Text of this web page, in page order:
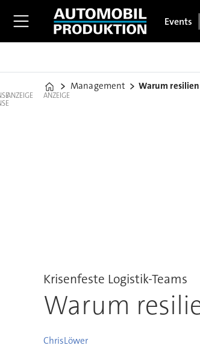
Events
Home
Management Warum
ANZEIGE ANZEIGE
Krisenfeste Logistik-Teams
Warum
ChrisLöwer